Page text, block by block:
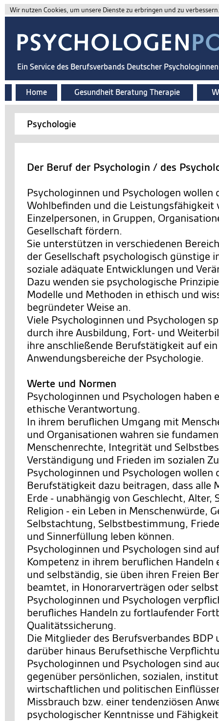
Wir nutzen Cookies, um unsere Dienste zu erbringen und zu
Ein Service des Berufsverbands Deutscher
Home Gesundheit Beratung Therapie
Psychologie
Der Beruf der Psychologin / des
Psychologinnen und Psychologen wollen
Wohlbefinden und die Leistungsfähigkeit
Einzelpersonen, in Gruppen,
Gesellschaft fördern.
Sie unterstützen in verschiedenen
der Gesellschaft psychologisch günstige
soziale adäquate Entwicklungen und
Dazu wenden sie psychologische
Modelle und Methoden in ethisch und
begründeter Weise an.
Viele Psychologinnen und Psychologen
durch ihre Ausbildung, Fort- und
ihre anschließende Berufstätigkeit auf
Anwendungsbereiche der Psychologie.
Werte und Normen
Psychologinnen und Psychologen haben
ethische Verantwortung.
In ihrem beruflichen Umgang mit
und Organisationen wahren sie
Menschenrechte, Integrität und
Verständigung und Frieden im sozialen
Psychologinnen und Psychologen wollen
Berufstätigkeit dazu beitragen, dass alle
Erde - unabhängig von Geschlecht, Alter,
Religion - ein Leben in Menschenwürde,
Selbstachtung, Selbstbestimmung,
und Sinnerfüllung leben können.
Psychologinnen und Psychologen sind
Kompetenz in ihrem beruflichen
und selbständig, sie üben ihren Freien
beamtet, in Honorarverträgen oder
Psychologinnen und Psychologen
berufliches Handeln zu fortlaufender
Qualitätssicherung.
Die Mitglieder des Berufsverbandes BDP
darüber hinaus Berufsethische
Psychologinnen und Psychologen sind
gegenüber persönlichen, sozialen,
wirtschaftlichen und politischen
Missbrauch bzw. einer tendenziösen
psychologischer Kenntnisse und